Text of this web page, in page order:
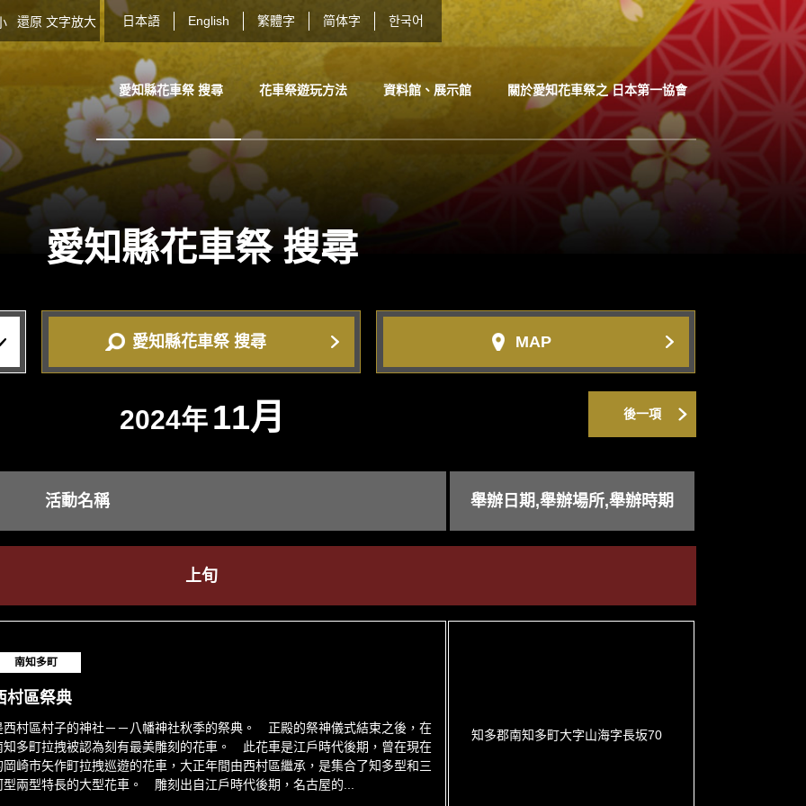
還原 文字放大 日本語 English 繁體字 简体字 한국어
愛知縣花車祭 搜尋 花車祭遊玩方法 資料館、展示館 關於愛知花車祭之 日本第一協會
愛知縣花車祭搜尋
愛知縣花車祭 搜尋 MAP
後一項
2024年 11月
活動名稱 舉辦日期,舉辦場所,舉辦時期
上旬
南知多町
村區祭典
西村區村子的神社－－八幡神社秋季的祭典。 正殿的祭神儀式結束之後，在
知多町拉拽被認為刻有最美雕刻的花車。 此花車是江戶時代後期，曾在現在
岡崎市矢作町拉拽巡遊的花車，大正年間由西村區繼承，是集合了知多型和三
型兩型特長的大型花車。 雕刻出自江戶時代後期，名古屋的...
知多郡南知多町大字山海字長坂70